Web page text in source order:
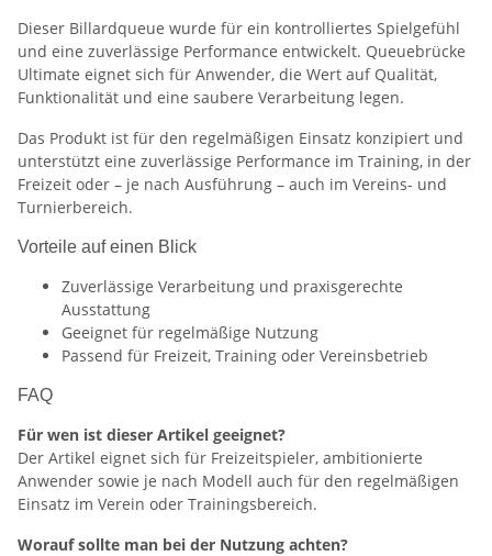
Dieser Billardqueue wurde für ein kontrolliertes Spielgefühl
und eine zuverlässige Performance entwickelt. Queuebrücke
Ultimate eignet sich für Anwender, die Wert auf Qualität,
Funktionalität und eine saubere Verarbeitung legen.
Das Produkt ist für den regelmäßigen Einsatz konzipiert und
unterstützt eine zuverlässige Performance im Training, in der
Freizeit oder – je nach Ausführung – auch im Vereins- und
Turnierbereich.
Vorteile auf einen Blick
Zuverlässige Verarbeitung und praxisgerechte
Ausstattung
Geeignet für regelmäßige Nutzung
Passend für Freizeit, Training oder Vereinsbetrieb
FAQ
Für wen ist dieser Artikel geeignet?
Der Artikel eignet sich für Freizeitspieler, ambitionierte
Anwender sowie je nach Modell auch für den regelmäßigen
Einsatz im Verein oder Trainingsbereich.
Worauf sollte man bei der Nutzung achten?